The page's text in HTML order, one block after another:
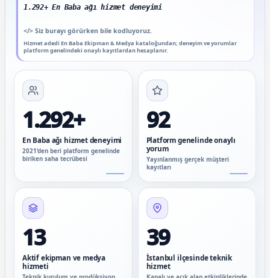
1.292+ En Baba ağı hizmet deneyimi
</> Siz burayı görürken bile kodluyoruz.
Hizmet adedi En Baba Ekipman & Medya kataloğundan; deneyim ve yorumlar
platform genelindeki onaylı kayıtlardan hesaplanır.
1.292+
En Baba ağı hizmet deneyimi
2021’den beri platform genelinde
biriken saha tecrübesi
92
Platform genelinde onaylı
yorum
Yayınlanmış gerçek müşteri
kayıtları
13
Aktif ekipman ve medya
hizmeti
39
İstanbul ilçesinde teknik
hizmet